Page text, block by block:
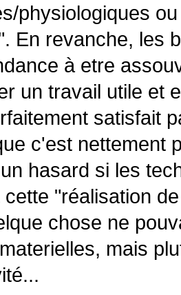
physiologiques
En revanche, les
à etre
un travail utile et
satisfait
c'est nettement
hasard si les
cette "réalisation
chose ne
mais